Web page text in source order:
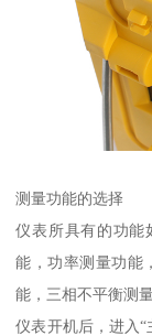
测量功能的选择
仪表所具有的功能
能，功率测量功能
能，三相不平衡测量
仪表开机后，进入